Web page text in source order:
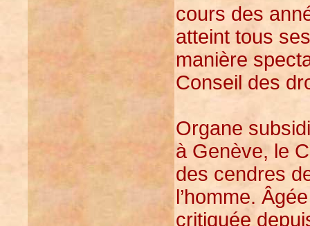
cours des
atteint tous
manière
Conseil des
Organe
à Genève, le
des cendres
l’homme.
critiquée